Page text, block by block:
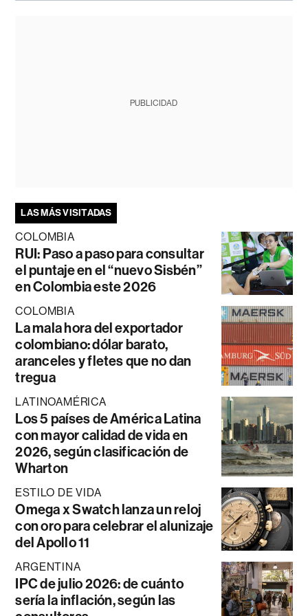
PUBLICIDAD
LAS MÁS VISITADAS
COLOMBIA
RUI: Paso a paso para consultar
el puntaje en el “nuevo Sisbén”
en Colombia este 2026
COLOMBIA
La mala hora del exportador
colombiano: dólar barato,
aranceles y fletes que no dan
tregua
LATINOAMÉRICA
Los 5 países de América Latina
con mayor calidad de vida en
2026, según clasificación de
Wharton
ESTILO DE VIDA
Omega x Swatch lanza un reloj
con oro para celebrar el alunizaje
del Apollo 11
ARGENTINA
IPC de julio 2026: de cuánto
sería la inflación, según las